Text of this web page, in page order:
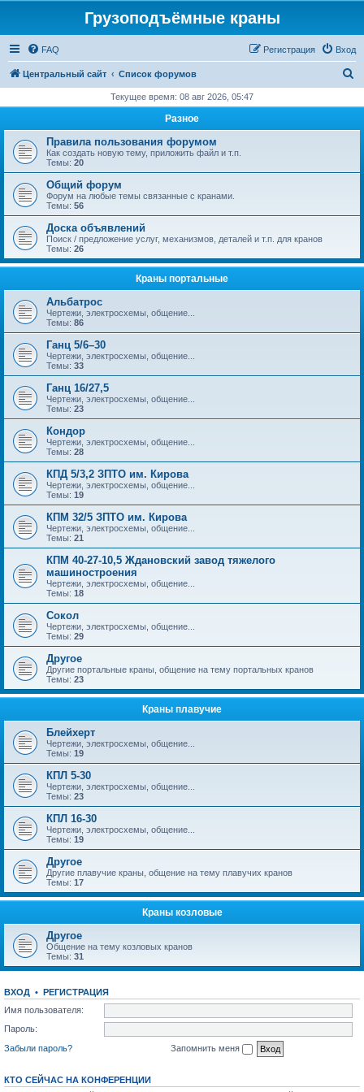
Грузоподъёмные краны
FAQ Вход
Регистрация
Центральный сайт Список форумов
с
Текущее время: 08 авг 2026, 05:47
Разное
Правила пользования форумом
Как создать новую тему, приложить файл и т.п.
Темы: 20
Общий форум
Форум на любые темы связанные с кранами.
Темы: 56
Доска объявлений
Поиск / предложение услуг, механизмов, деталей и т.п. для кранов
Темы: 26
Краны портальные
Альбатрос
Чертежи, электросхемы, общение...
Темы: 86
Ганц 5/6–30
Чертежи, электросхемы, общение...
Темы: 33
Ганц 16/27,5
Чертежи, электросхемы, общение...
Темы: 23
Кондор
Чертежи, электросхемы, общение...
Темы: 28
КПД 5/3,2 ЗПТО им. Кирова
Чертежи, электросхемы, общение...
Темы: 19
КПМ 32/5 ЗПТО им. Кирова
Чертежи, электросхемы, общение...
Темы: 21
КПМ 40-27-10,5 Ждановский завод тяжелого
машиностроения
Чертежи, электросхемы, общение...
Темы: 18
Сокол
Чертежи, электросхемы, общение...
Темы: 29
Другое
Другие портальные краны, общение на тему портальных кранов
Темы: 23
Краны плавучие
Блейхерт
Чертежи, электросхемы, общение...
Темы: 19
КПЛ 5-30
Чертежи, электросхемы, общение...
Темы: 23
КПЛ 16-30
Чертежи, электросхемы, общение...
Темы: 19
Другое
Другие плавучие краны, общение на тему плавучих кранов
Темы: 17
Краны козловые
Другое
Общение на тему козловых кранов
Темы: 31
ВХОД • РЕГИСТРАЦИЯ
Имя пользователя:
Пароль:
Забыли пароль?
Запомнить меня
КТО СЕЙЧАС НА КОНФЕРЕНЦИИ